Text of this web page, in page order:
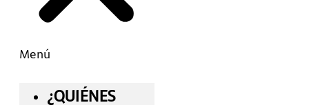
Menú
¿QUIÉNES